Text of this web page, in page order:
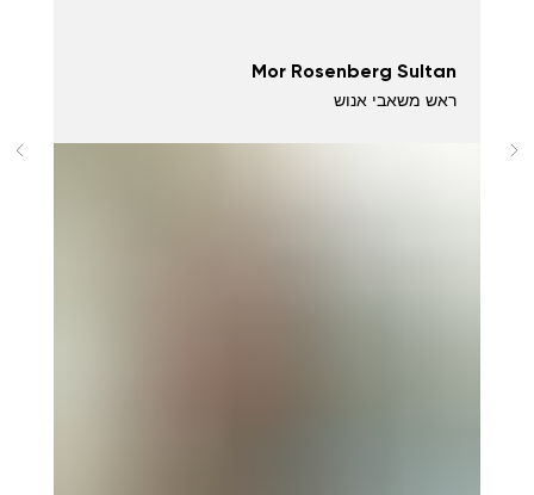
Mor Rosenberg Sultan
ראש משאבי אנוש